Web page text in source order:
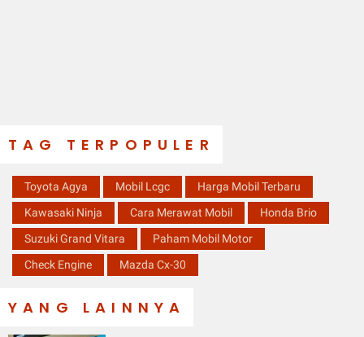
TAG TERPOPULER
Toyota Agya Mobil Lcgc
Harga Mobil Terbaru
Kawasaki Ninja
Cara Merawat Mobil
Honda Brio
Suzuki Grand Vitara
Paham Mobil Motor
Check Engine
Mazda Cx-30
YANG LAINNYA